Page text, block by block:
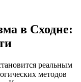
в Сходне:
реальным
методов